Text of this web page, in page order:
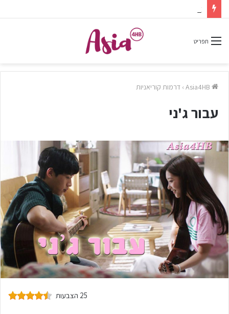
צפיתם בדרמה או סרט ונהניתם? אל תשכחו לפרגן בתגובות.
תפריט
› דרמות קוריאניות
עבור ג'ני
25 הצבעות